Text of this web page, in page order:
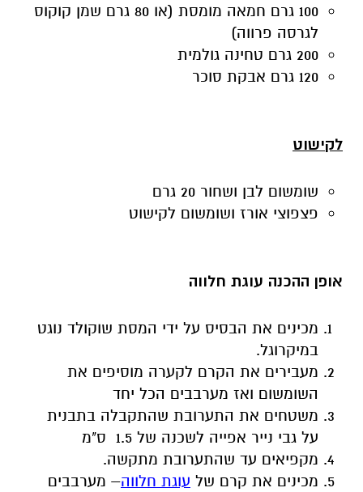
100 גרם חמאה מומסת (או 80 גרם שמן קוקוס
לגרסה פרווה)
200 גרם טחינה גולמית
120 גרם אבקת סוכר
לקישוט
שומשום לבן ושחור 20 גרם
פצפוצי אורז ושומשום לקישוט
אופן ההכנה עוגת חלווה
מכינים את הבסיס על ידי המסת שוקולד נוגט
במיקרוגל.
מעבירים את הקרם לקערה מוסיפים את
השומשום ואז מערבבים הכל יחד
משטחים את התערובת שהתקבלה בתבנית
על גבי נייר אפייה לשכנה של 1.5 ס"מ
מקפיאים עד שהתערובת מתקשה.
מכינים את קרם של עוגת חלווה– מערבבים